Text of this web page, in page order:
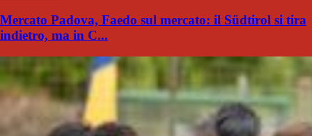
Mercato Padova, Faedo sul mercato: il Südtirol si tira
indietro, ma in C...